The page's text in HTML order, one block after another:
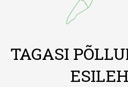
TAGASI